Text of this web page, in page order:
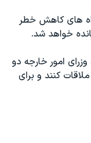
های کاهش خطر
خواهد شد.
امور خارجه دو
کنند و برای